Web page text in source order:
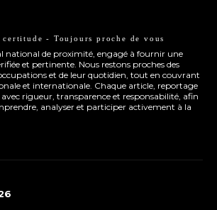
- Toujours proche de vous
national de proximité, engagé à fournir une
et pertinente. Nous restons proches des
et de leur quotidien, tout en couvrant
et internationale. Chaque article, reportage
avec rigueur, transparence et responsabilité, afin
analyser et participer activement à la